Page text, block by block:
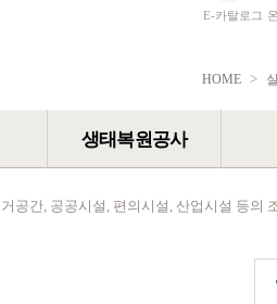
E-카탈로그
HOME >
생태복원공사
공간, 공공시설, 편의시설, 산업시설 등의